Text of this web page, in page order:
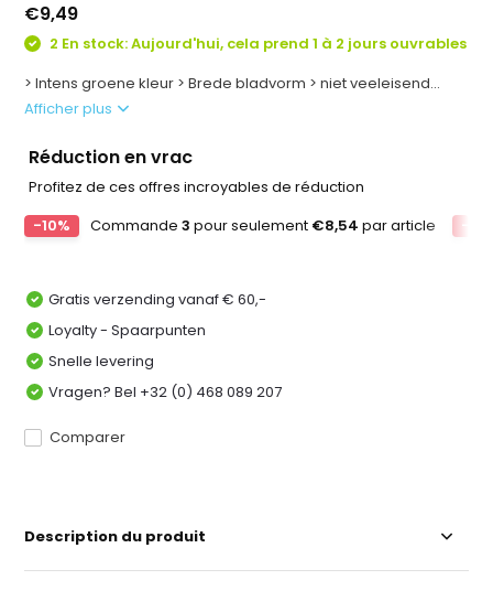
€9,49
2 En stock: Aujourd'hui, cela prend 1 à 2 jours ouvrables
> Intens groene kleur > Brede bladvorm > niet veeleisend...
Afficher plus
Réduction en vrac
Profitez de ces offres incroyables de réduction
-10%
Commande3 pour seulement €8,54 par article
Gratis verzending vanaf € 60,-
Loyalty - Spaarpunten
Snelle levering
Vragen? Bel +32 (0) 468 089 207
Comparer
Description du produit